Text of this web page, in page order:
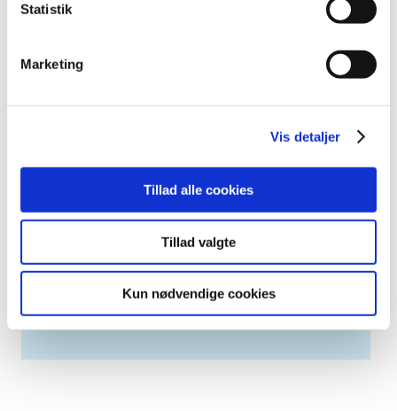
Statistik
Marketing
Vis detaljer
Tillad alle cookies
Tillad valgte
Kun nødvendige cookies
marts (3)
januar (6)
2010 (7)
2006 (9)
Relateret indhold
Generelle tilskud til medicin